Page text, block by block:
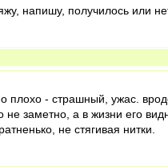
напишу, получилось или
- страшный, ужас.
заметно, а в жизни его
не стягивая нитки.